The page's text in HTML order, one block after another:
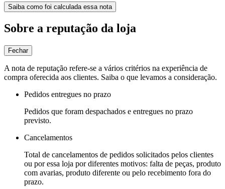
Saiba como foi calculada essa nota
Sobre a reputação da loja
Fechar
A nota de reputação refere-se a vários critérios na experiência de
compra oferecida aos clientes. Saiba o que levamos a consideração.
Pedidos entregues no prazo
Pedidos que foram despachados e entregues no prazo
previsto.
Cancelamentos
Total de cancelamentos de pedidos solicitados pelos clientes
ou por essa loja por diferentes motivos: falta de peças, produto
com avarias, produto diferente ou pelo recebimento fora do
prazo.